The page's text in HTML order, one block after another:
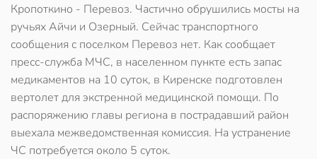
Кропоткино - Перевоз. Частично обрушились мосты на
ручьях Айчи и Озерный. Сейчас транспортного
сообщения с поселком Перевоз нет. Как сообщает
пресс-служба МЧС, в населенном пункте есть запас
медикаментов на 10 суток, в Киренске подготовлен
вертолет для экстренной медицинской помощи. По
распоряжению главы региона в пострадавший район
выехала межведомственная комиссия. На устранение
ЧС потребуется около 5 суток.